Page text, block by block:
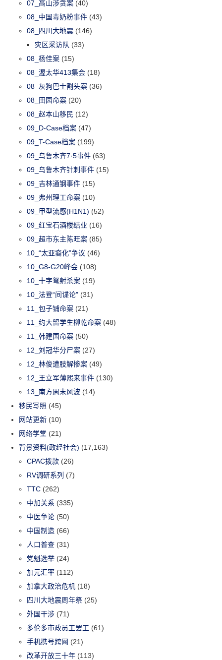
07_高山涉贪案 (40)
08_中国毒奶粉事件 (43)
08_四川大地震 (146)
灾区采访队 (33)
08_杨佳案 (15)
08_渥太华413集会 (18)
08_灰狗巴士割头案 (36)
08_田园命案 (20)
08_赵本山移民 (12)
09_D-Case档案 (47)
09_T-Case档案 (199)
09_乌鲁木齐7·5事件 (63)
09_乌鲁木齐针刺事件 (15)
09_吉林通钢事件 (15)
09_弗州理工命案 (10)
09_甲型流感(H1N1) (52)
09_红宝石酒楼结业 (16)
09_超市东主陈旺案 (85)
10_“太亚裔化”争议 (46)
10_G8-G20峰会 (108)
10_十字弩射杀案 (19)
10_法登“间谍论” (31)
11_包子铺命案 (21)
11_约大留学生柳乾命案 (48)
11_韩建国命案 (50)
12_刘冠华分尸案 (27)
12_林俊遭肢解惨案 (49)
12_王立军薄熙来事件 (130)
13_南方周末风波 (14)
移民写照 (45)
网站更新 (10)
网络学堂 (21)
背景资料(政经社会) (17,163)
CPAC拨款 (26)
RV调研系列 (7)
TTC (262)
中加关系 (335)
中医争论 (50)
中国制造 (66)
人口普查 (31)
党魁选举 (24)
加元汇率 (112)
加拿大政治危机 (18)
四川大地震周年祭 (25)
外国干涉 (71)
多伦多市政员工罢工 (61)
手机携号跨网 (21)
改革开放三十年 (113)